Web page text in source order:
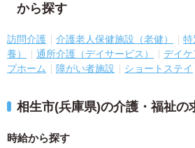
から探す
訪問介護 介護老人保健施設（老健）
特
養）
通所介護（デイサービス） デイケ
プホーム
障がい者施設 ショートステイ
相生市(兵庫県)の介護・福祉の
時給から探す